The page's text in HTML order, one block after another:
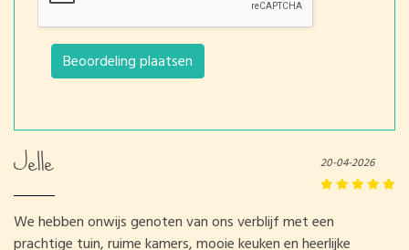
Beoordeling plaatsen
Jelle 20-04-2026
We hebben onwijs genoten van ons verblijf met een
prachtige tuin, ruime kamers, mooie keuken en heerlijke